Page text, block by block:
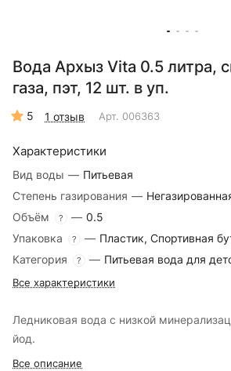
Вода Архыз Vita 0.5 литра,
газа, пэт, 12 шт. в уп.
5 1 отзыв Арт. 006363
Характеристики
Вид воды — Питьевая
Степень газирования —
Объём
? — 0.5
Упаковка
? — Пластик, Спортивная
Категория
? — Питьевая вода для
Все характеристики
Ледниковая вода c низкой
йод.
Все описание